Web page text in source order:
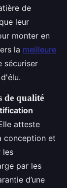
de
leur
monter en
la meilleure
sécuriser
de qualité
atteste
conception et
les
par les
d’une